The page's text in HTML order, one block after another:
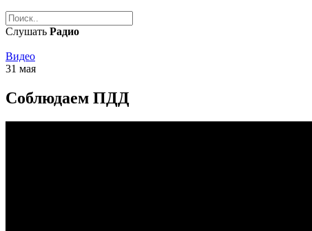
Слушать Радио
Видео
31 мая
Соблюдаем ПДД